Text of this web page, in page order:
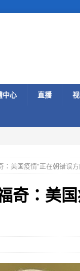
中心 直播
美国疫情“正在朝错误
奇：美